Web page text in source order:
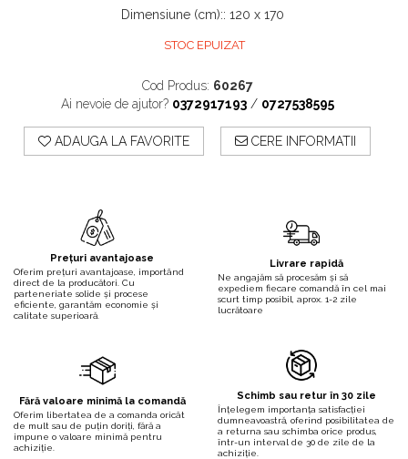
Dimensiune (cm):: 120 x 170
STOC EPUIZAT
Cod Produs: 60267
Ai nevoie de ajutor? 0372917193 / 0727538595
ADAUGA LA FAVORITE CERE INFORMATII
Prețuri avantajoase
Oferim prețuri avantajoase, importând
direct de la producători. Cu
parteneriate solide și procese
eficiente, garantăm economie și
calitate superioară.
Livrare rapidă
Ne angajăm să procesăm și să
expediem fiecare comandă în cel mai
scurt timp posibil, aprox. 1-2 zile
lucrătoare
Fără valoare minimă la comandă
Oferim libertatea de a comanda oricât
de mult sau de puțin doriți, fără a
impune o valoare minimă pentru
achiziție.
Schimb sau retur în 30 zile
Înțelegem importanța satisfacției
dumneavoastră, oferind posibilitatea de
a returna sau schimba orice produs,
într-un interval de 30 de zile de la
achiziție.